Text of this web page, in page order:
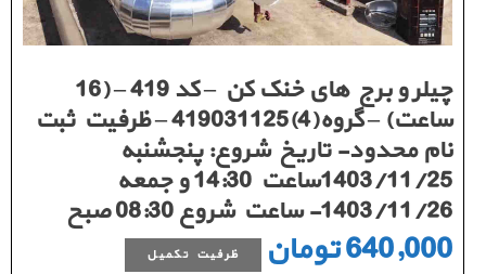
چیلر و برج های خنک کن – کد 419 – (16
ساعت) – گروه(4)419031125 – ظرفیت ثبت
نام محدود- تاریخ شروع: پنجشنبه
1403/11/25ساعت 14:30 و جمعه
1403/11/26- ساعت شروع 08:30 صبح
640,000تومان ظرفیت تکمیل